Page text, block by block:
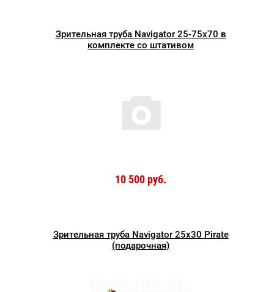
Зрительная труба Navigator 25-75x70 в
комплекте со штативом
10 500 руб.
Зрительная труба Navigator 25x30 Pirate
(подарочная)